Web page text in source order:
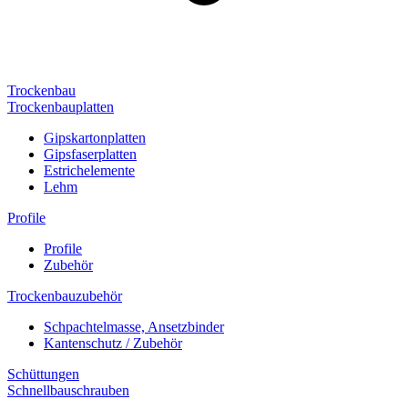
Trockenbau
Trockenbauplatten
Gipskartonplatten
Gipsfaserplatten
Estrichelemente
Lehm
Profile
Profile
Zubehör
Trockenbauzubehör
Schpachtelmasse, Ansetzbinder
Kantenschutz / Zubehör
Schüttungen
Schnellbauschrauben